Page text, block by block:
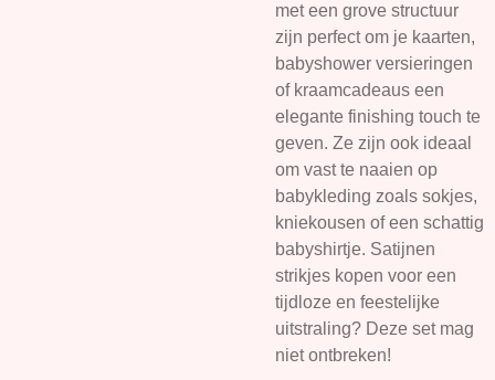
met een grove structuur
zijn perfect om je kaarten,
babyshower versieringen
of kraamcadeaus een
elegante finishing touch te
geven. Ze zijn ook ideaal
om vast te naaien op
babykleding zoals sokjes,
kniekousen of een schattig
babyshirtje. Satijnen
strikjes kopen voor een
tijdloze en feestelijke
uitstraling? Deze set mag
niet ontbreken!